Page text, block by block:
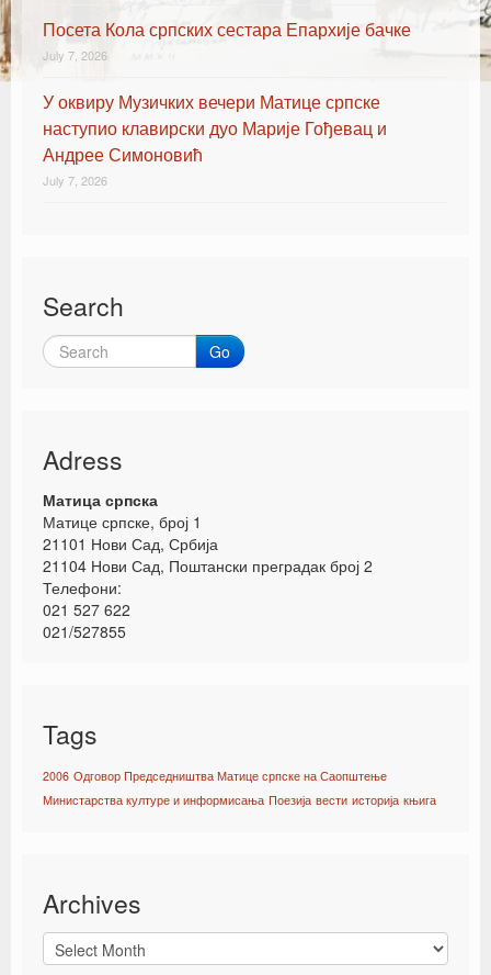
Посета Кола српских сестара Епархије бачке
July 7, 2026
У оквиру Музичких вечери Матице српске
наступио клавирски дуо Марије Гођевац и
Андрее Симоновић
July 7, 2026
Search
Go
Adress
Матица српска
Матице српске, број 1
21101 Нови Сад, Србија
21104 Нови Сад, Поштански преградак број 2
Телефони:
021 527 622
021/527855
Tags
2006 Одговор Председништва Матице српске на Саопштење
Министарства културе и информисања Поезија вести историја књига
Archives